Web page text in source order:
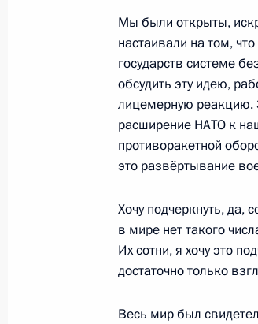
15 декабря 2022
Заседание Совета
и национальным
15 декабря 2022 года,
27 октября 2022
Заседание
27 октября 2022 года,
Мы были открыты,
настаивали на том,
государств системе
обсудить эту идею,
лицемерную реакцию.
расширение НАТО к
противоракетной
это развёртывание
Хочу подчеркнуть, да,
в мире нет такого
Их сотни, я хочу это
достаточно только
Весь мир был